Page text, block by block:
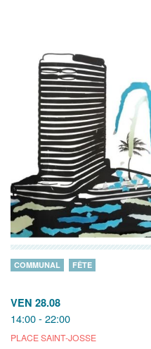
VEN 28.08
14:00 - 22:00
PLACE SAINT-JOSSE
COMMUNAL FÊTE